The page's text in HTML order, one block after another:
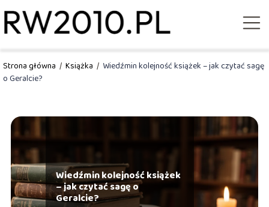
Strona główna / Książka / Wiedźmin kolejność książek – jak czytać sagę
o Geralcie?
Wiedźmin kolejność książek
– jak czytać sagę o
Geralcie?